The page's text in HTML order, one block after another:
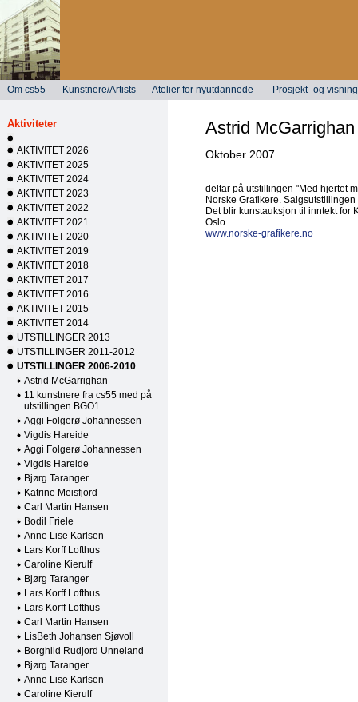
Om cs55 Kunstnere/Artists Atelier for nyutdannede Prosjekt- og
Aktiviteter
AKTIVITET 2026
AKTIVITET 2025
AKTIVITET 2024
AKTIVITET 2023
AKTIVITET 2022
AKTIVITET 2021
AKTIVITET 2020
AKTIVITET 2019
AKTIVITET 2018
AKTIVITET 2017
AKTIVITET 2016
AKTIVITET 2015
AKTIVITET 2014
UTSTILLINGER 2013
UTSTILLINGER 2011-2012
UTSTILLINGER 2006-2010
Astrid McGarrighan
11 kunstnere fra cs55 med på
utstillingen BGO1
Aggi Folgerø Johannessen
Vigdis Hareide
Aggi Folgerø Johannessen
Vigdis Hareide
Bjørg Taranger
Katrine Meisfjord
Carl Martin Hansen
Bodil Friele
Anne Lise Karlsen
Lars Korff Lofthus
Caroline Kierulf
Bjørg Taranger
Lars Korff Lofthus
Lars Korff Lofthus
Carl Martin Hansen
LisBeth Johansen Sjøvoll
Borghild Rudjord Unneland
Bjørg Taranger
Anne Lise Karlsen
Caroline Kierulf
Astrid McGarrighan
Oktober 2007
deltar på utstillingen "Med hjertet
Norske Grafikere.
Det blir kunstauksjon til inntekt for
Oslo.
www.norske-grafikere.no